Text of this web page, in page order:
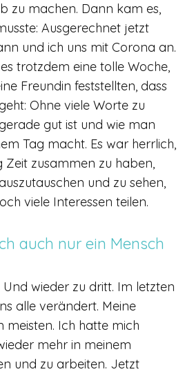
zu machen. Dann kam es,
Ausgerechnet jetzt
und ich uns mit Corona an.
trotzdem eine tolle Woche,
Freundin feststellten, dass
Ohne viele Worte zu
gut ist und wie man
Tag macht. Es war herrlich,
Zeit zusammen zu haben,
und zu sehen,
viele Interessen teilen.
auch nur ein Mensch
Und wieder zu dritt. Im letzten
alle verändert. Meine
meisten. Ich hatte mich
mehr in meinem
und zu arbeiten. Jetzt